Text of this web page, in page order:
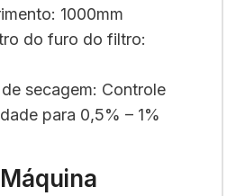
1000mm
do furo do filtro:
secagem: Controle
para 0,5% – 1%